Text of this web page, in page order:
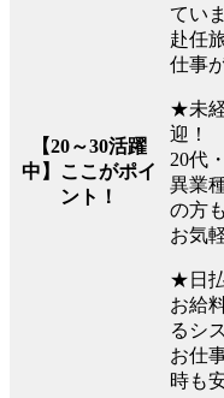
【20～30活躍
中】ここがポイ
ント！
てい
赴任
仕事
★未
迎！
20代
異業
の方
お気
★日
お給
るシ
お仕
時も